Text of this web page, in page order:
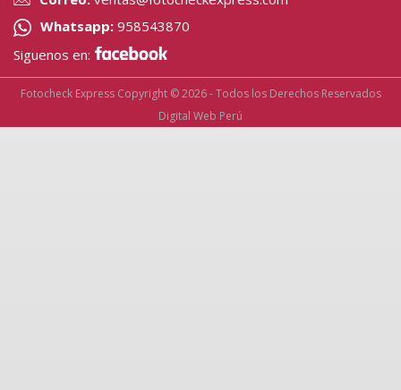
Whatsapp: 958543870
Siguenos en:
Fotocheck Express Copyright © 2026 - Todos los Derechos Reservados
Digital Web Perú